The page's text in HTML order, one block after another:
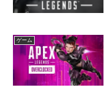
ゲーム